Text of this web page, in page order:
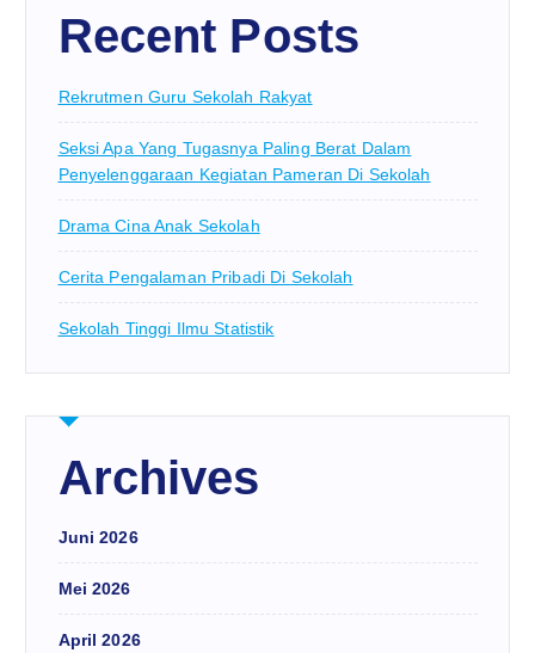
Recent Posts
Rekrutmen Guru Sekolah Rakyat
Seksi Apa Yang Tugasnya Paling Berat Dalam
Penyelenggaraan Kegiatan Pameran Di Sekolah
Drama Cina Anak Sekolah
Cerita Pengalaman Pribadi Di Sekolah
Sekolah Tinggi Ilmu Statistik
Archives
Juni 2026
Mei 2026
April 2026